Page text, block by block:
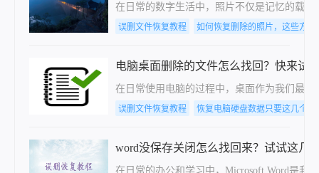
在日常的数字生活中，照片不仅是记忆的载
误删文件恢复教程 如何恢复删除的照片，这些方法
电脑桌面删除的文件怎么找回？快来试
在日常使用电脑的过程中，桌面作为我们最
误删文件恢复教程 恢复电脑硬盘数据只要这几个步
word没保存关闭怎么找回来？试试这几
在日常的办公和学习中，Microsoft Word是我